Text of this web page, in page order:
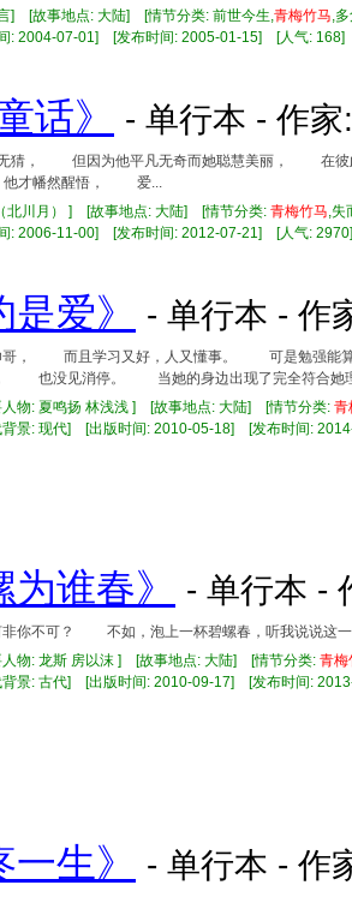
] [故事地点: 大陆] [情节分类: 前世今生, 青梅竹马 ,
: 2004-07-01] [发布时间: 2005-01-15] [人气:
话》 - 单行本 - 作
猜， 但因为他平凡无奇而她聪慧美丽， 在
才幡然醒悟， 爱...
北川月） ] [故事地点: 大陆] [情节分类: 青梅竹马 ,
: 2006-11-00] [发布时间: 2012-07-21] [人气:
爱》 - 单行本 - 作
哥， 而且学习又好，人又懂事。 可是勉强能
也没见消停。 当她的身边出现了完全符合她理
人物: 夏鸣扬 林浅浅 ] [故事地点: 大陆] [情节分类: 青
背景: 现代] [出版时间: 2010-05-18] [发布时间:
谁春》 - 单行本 -
非你不可？ 不如，泡上一杯碧螺春，听我说说这
人物: 龙斯 房以沫 ] [故事地点: 大陆] [情节分类: 青梅
背景: 古代] [出版时间: 2010-09-17] [发布时间:
生》 - 单行本 - 作